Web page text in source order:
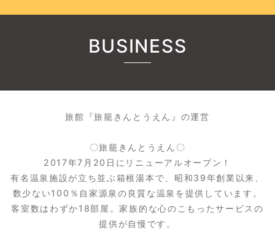
BUSINESS
旅館『旅籠きんとうえん』の運営
〇旅籠きんとうえん〇
2017年7月20日にリニューアルオープン！
有名温泉施設が立ち並ぶ箱根湯本で、昭和39年創業以来、
数少ない100％自家源泉の良質な温泉を提供しています。
客室数はわずか18部屋。家族的な心のこもったサービスの
提供が自慢です。